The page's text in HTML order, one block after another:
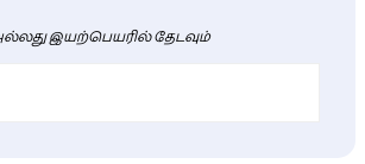
இயற்பெயரில் தேடவும்